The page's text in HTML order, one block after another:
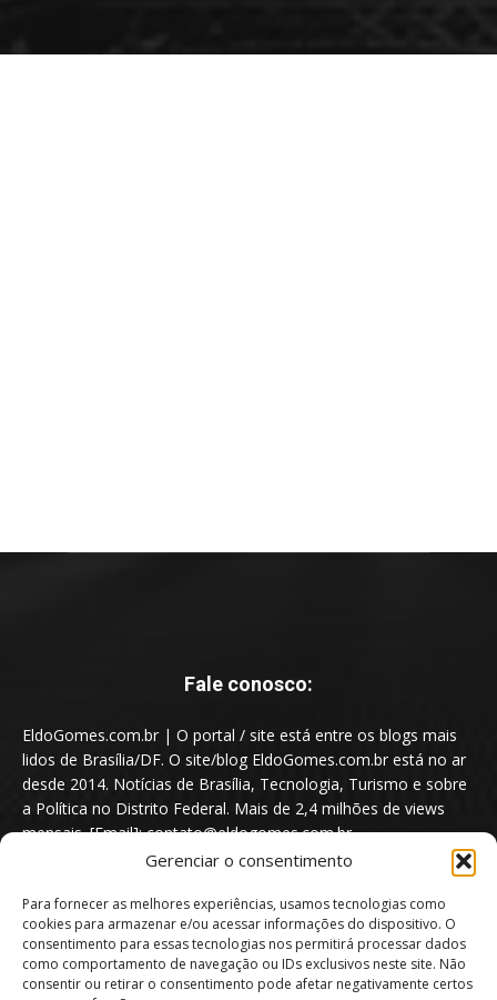
Gerenciar o consentimento
Para fornecer as melhores experiências, usamos tecnologias como
cookies para armazenar e/ou acessar informações do dispositivo. O
consentimento para essas tecnologias nos permitirá processar dados
como comportamento de navegação ou IDs exclusivos neste site. Não
consentir ou retirar o consentimento pode afetar negativamente certos
Fale conosco:
EldoGomes.com.br | O portal / site está entre os blogs mais
lidos de Brasília/DF. O site/blog EldoGomes.com.br está no ar
desde 2014. Notícias de Brasília, Tecnologia, Turismo e sobre
a Política no Distrito Federal. Mais de 2,4 milhões de views
mensais. [Email]: contato@eldogomes.com.br